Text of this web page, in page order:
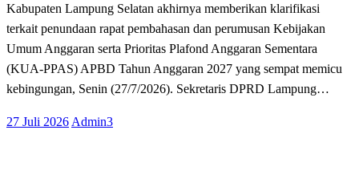
Kabupaten Lampung Selatan akhirnya memberikan klarifikasi
terkait penundaan rapat pembahasan dan perumusan Kebijakan
Umum Anggaran serta Prioritas Plafond Anggaran Sementara
(KUA-PPAS) APBD Tahun Anggaran 2027 yang sempat memicu
kebingungan, Senin (27/7/2026). Sekretaris DPRD Lampung…
Posted
27 Juli 2026 Admin3